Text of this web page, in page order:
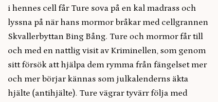
i hennes cell får Ture sova på en kal madrass och
lyssna på när hans mormor bråkar med cellgrannen
Skvallerbyttan Bing Bång. Ture och mormor får till
och med en nattlig visit av Kriminellen, som genom
sitt försök att hjälpa dem rymma från fängelset mer
och mer börjar kännas som julkalenderns äkta
hjälte (antihjälte). Ture vägrar tyvärr följa med